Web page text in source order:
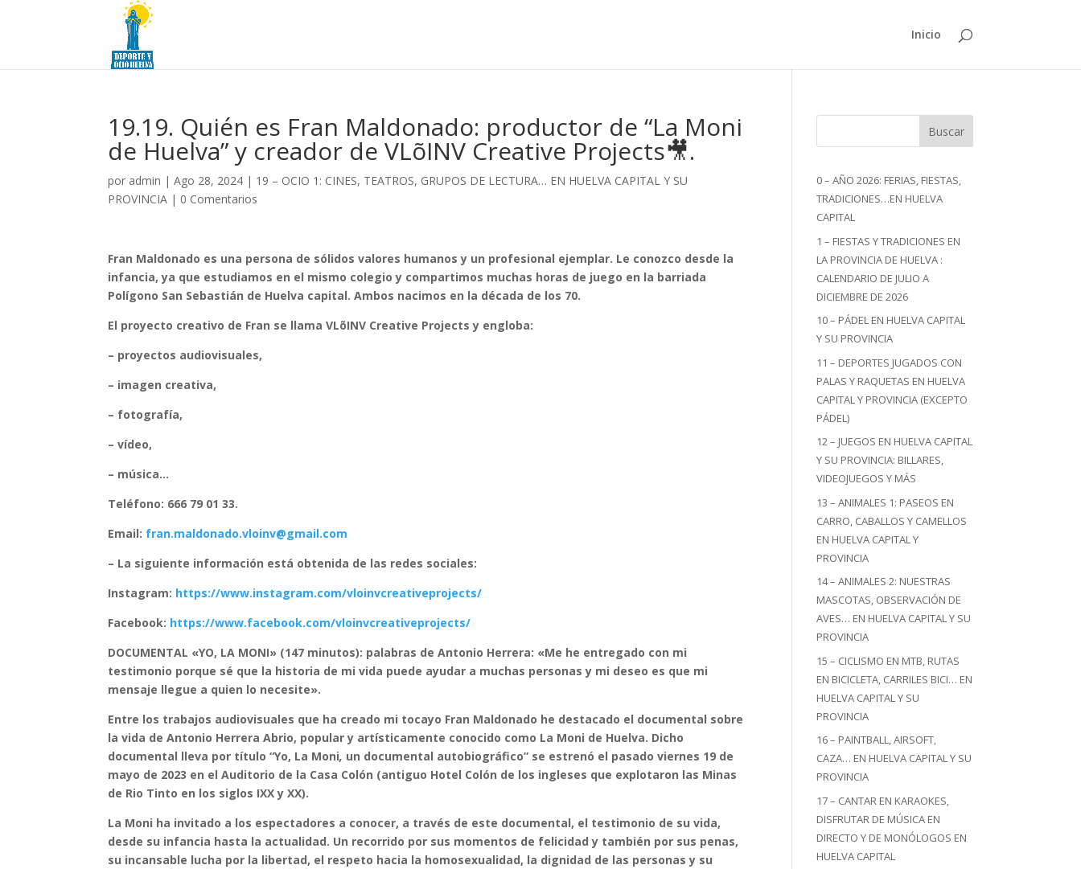
Inicio
19.19. Quién es Fran Maldonado: productor de “La Moni
de Huelva” y creador de VLõINV Creative Projects🎥.
por admin |Ago 28, 2024 | 19 – OCIO 1: CINES, TEATROS, GRUPOS DE LECTURA… EN HUELVA CAPITAL Y SU
PROVINCIA | 0 Comentarios
Fran Maldonado es una persona de sólidos valores humanos y un profesional ejemplar. Le conozco desde la
infancia, ya que estudiamos en el mismo colegio y compartimos muchas horas de juego en la barriada
Polígono San Sebastián de Huelva capital. Ambos nacimos en la década de los 70.
El proyecto creativo de Fran se llama VLõINV Creative Projects y engloba:
– proyectos audiovisuales,
– imagen creativa,
– fotografía,
– vídeo,
– música…
Teléfono: 666 79 01 33.
Email: fran.maldonado.vloinv@gmail.com
– La siguiente información está obtenida de las redes sociales:
Instagram: https://www.instagram.com/vloinvcreativeprojects/
Facebook: https://www.facebook.com/vloinvcreativeprojects/
DOCUMENTAL «YO, LA MONI» (147 minutos): palabras de Antonio Herrera: «Me he entregado con mi
testimonio porque sé que la historia de mi vida puede ayudar a muchas personas y mi deseo es que mi
mensaje llegue a quien lo necesite».
Entre los trabajos audiovisuales que ha creado mi tocayo Fran Maldonado he destacado el documental sobre
la vida de Antonio Herrera Abrio, popular y artísticamente conocido como La Moni de Huelva. Dicho
documental lleva por título “Yo, La Moni, un documental autobiográfico” se estrenó el pasado viernes 19 de
mayo de 2023 en el Auditorio de la Casa Colón (antiguo Hotel Colón de los ingleses que explotaron las Minas
de Rio Tinto en los siglos IXX y XX).
La Moni ha invitado a los espectadores a conocer, a través de este documental, el testimonio de su vida,
desde su infancia hasta la actualidad. Un recorrido por sus momentos de felicidad y también por sus penas,
su incansable lucha por la libertad, el respeto hacia la homosexualidad, la dignidad de las personas y su
Buscar
0 – AÑO 2026: FERIAS, FIESTAS,
TRADICIONES…EN HUELVA
CAPITAL
1 – FIESTAS Y TRADICIONES EN
LA PROVINCIA DE HUELVA :
CALENDARIO DE JULIO A
DICIEMBRE DE 2026
10 – PÁDEL EN HUELVA CAPITAL
Y SU PROVINCIA
11 – DEPORTES JUGADOS CON
PALAS Y RAQUETAS EN HUELVA
CAPITAL Y PROVINCIA (EXCEPTO
PÁDEL)
12 – JUEGOS EN HUELVA CAPITAL
Y SU PROVINCIA: BILLARES,
VIDEOJUEGOS Y MÁS
13 – ANIMALES 1: PASEOS EN
CARRO, CABALLOS Y CAMELLOS
EN HUELVA CAPITAL Y
PROVINCIA
14 – ANIMALES 2: NUESTRAS
MASCOTAS, OBSERVACIÓN DE
AVES… EN HUELVA CAPITAL Y SU
PROVINCIA
15 – CICLISMO EN MTB, RUTAS
EN BICICLETA, CARRILES BICI… EN
HUELVA CAPITAL Y SU
PROVINCIA
16 – PAINTBALL, AIRSOFT,
CAZA… EN HUELVA CAPITAL Y SU
PROVINCIA
17 – CANTAR EN KARAOKES,
DISFRUTAR DE MÚSICA EN
DIRECTO Y DE MONÓLOGOS EN
HUELVA CAPITAL